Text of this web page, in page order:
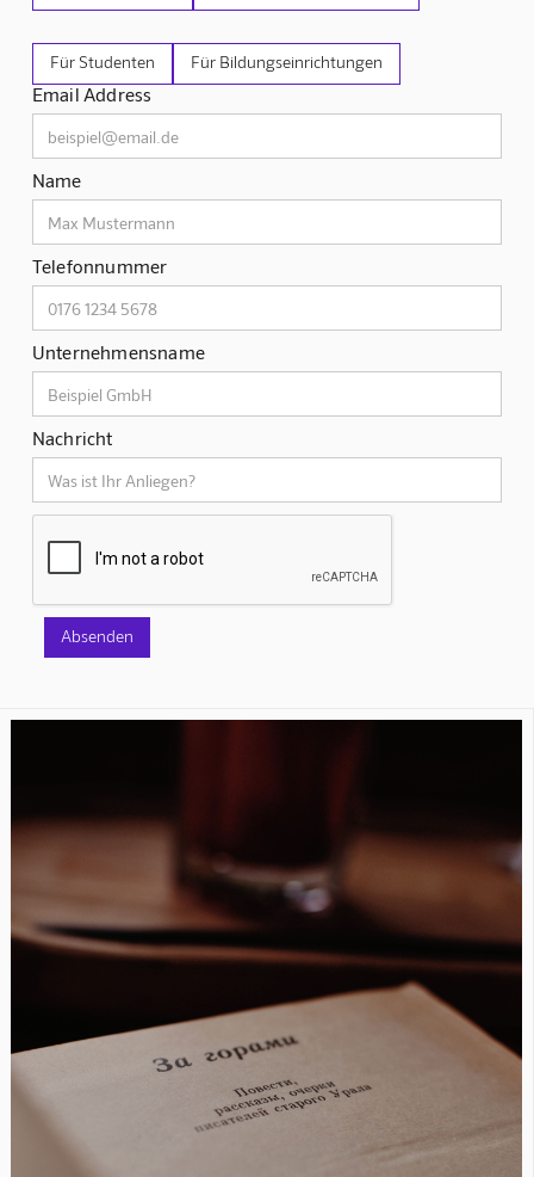
Für Studenten Für Bildungseinrichtungen
Email Address
Name
Telefonnummer
Unternehmensname
Nachricht